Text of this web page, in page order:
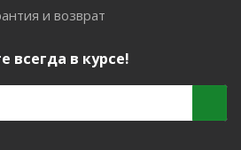
и возврат
всегда в курсе!